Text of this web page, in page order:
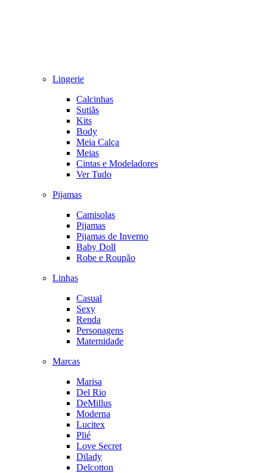
Lingerie
Calcinhas
Sutiãs
Kits
Body
Meia Calça
Meias
Cintas e Modeladores
Ver Tudo
Pijamas
Camisolas
Pijamas
Pijamas de Inverno
Baby Doll
Robe e Roupão
Linhas
Casual
Sexy
Renda
Personagens
Maternidade
Marcas
Marisa
Del Rio
DeMillus
Moderna
Lucitex
Plié
Love Secret
Dilady
Delcotton